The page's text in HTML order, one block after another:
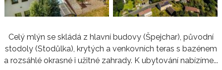
Celý mlýn se skládá z hlavní budovy (Špejchar), původní
stodoly (Stodůlka), krytých a venkovních teras s bazénem
a rozsáhlé okrasné i užitné zahrady. K ubytování nabízíme...